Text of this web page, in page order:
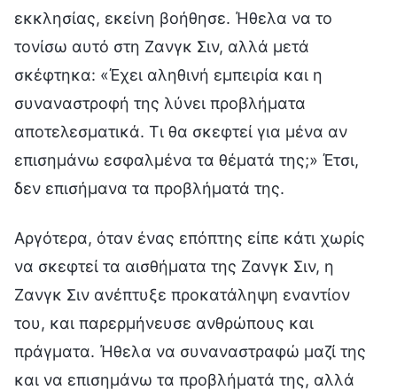
εκκλησίας, εκείνη βοήθησε. Ήθελα να το
τονίσω αυτό στη Ζανγκ Σιν, αλλά μετά
σκέφτηκα: «Έχει αληθινή εμπειρία και η
συναναστροφή της λύνει προβλήματα
αποτελεσματικά. Τι θα σκεφτεί για μένα αν
επισημάνω εσφαλμένα τα θέματά της;» Έτσι,
δεν επισήμανα τα προβλήματά της.
Αργότερα, όταν ένας επόπτης είπε κάτι χωρίς
να σκεφτεί τα αισθήματα της Ζανγκ Σιν, η
Ζανγκ Σιν ανέπτυξε προκατάληψη εναντίον
του, και παρερμήνευσε ανθρώπους και
πράγματα. Ήθελα να συναναστραφώ μαζί της
και να επισημάνω τα προβλήματά της, αλλά